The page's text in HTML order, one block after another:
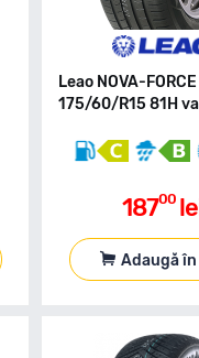
Leao NOVA-
175/60/R15 81H
18700
Adaugă în